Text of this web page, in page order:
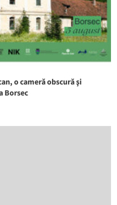
o cameră obscură şi
Borsec